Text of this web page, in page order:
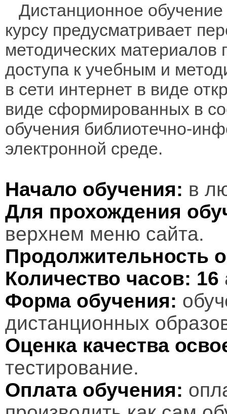
Дистанционное
курсу предусматривает
методических материалов
доступа к учебным и
в сети интернет в виде
виде сформированных в
обучения библиотечно-
электронной среде.
Начало обучения: в
Для прохождения
верхнем меню сайта.
Продолжительность
Количество часов: 16
Форма обучения:
дистанционных
Оценка качества
тестирование.
Оплата обучения: